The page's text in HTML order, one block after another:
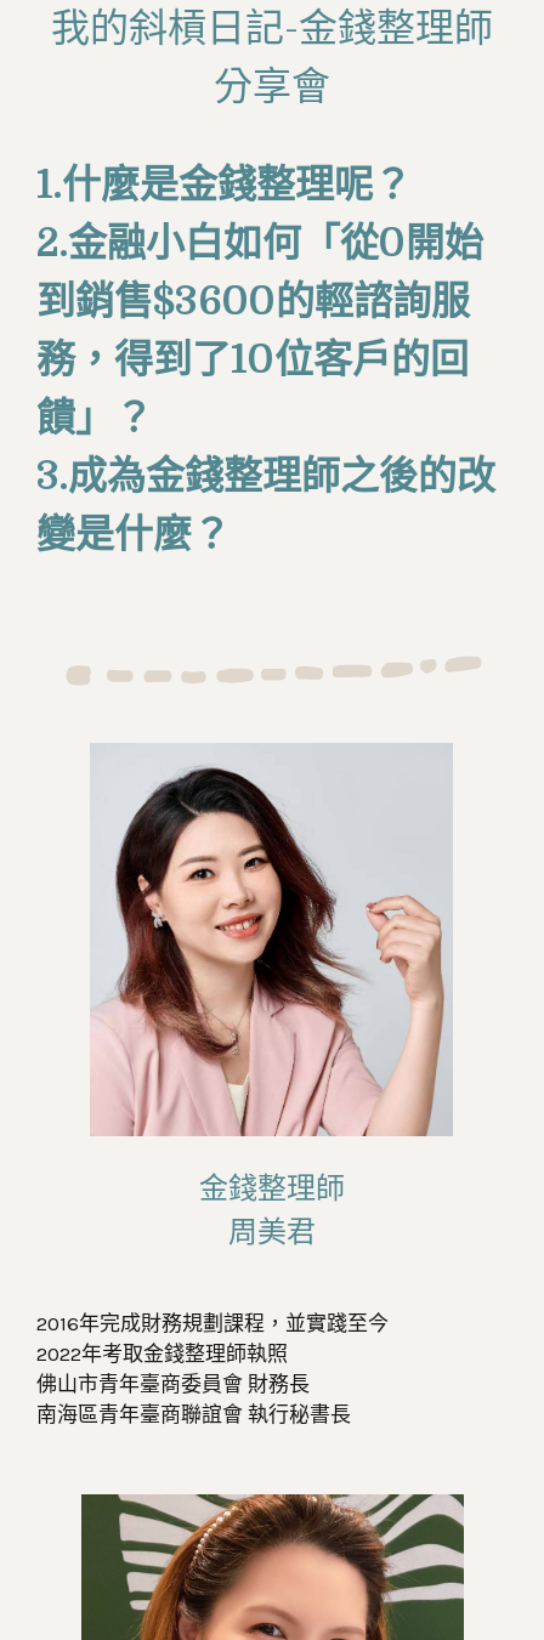
我的斜槓日記-金錢整理師
分享會
1.什麼是金錢整理呢？
2.金融小白如何「從0開始
到銷售$3600的輕諮詢服
務，得到了10位客戶的回
饋」？
3.成為金錢整理師之後的改
變是什麼？
金錢整理師
周美君
2016年完成財務規劃課程，並實踐至今
2022年考取金錢整理師執照
佛山市青年臺商委員會 財務長
南海區青年臺商聯誼會 執行秘書長